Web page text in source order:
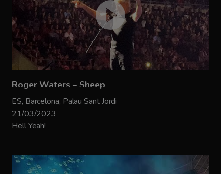
Roger Waters – Sheep
ES, Barcelona, Palau Sant Jordi
21/03/2023
Hell Yeah!